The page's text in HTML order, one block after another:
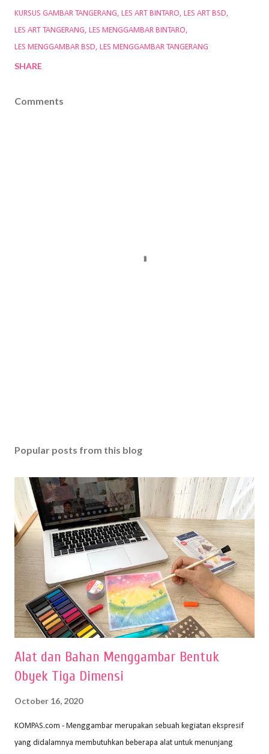
KURSUS GAMBAR TANGERANG
LES ART BINTARO
LES ART BSD
LES ART TANGERANG
LES MENGGAMBAR BINTARO
LES MENGGAMBAR BSD
LES MENGGAMBAR TANGERANG
SHARE
Comments
Popular posts from this blog
Alat dan Bahan Menggambar Bentuk
Obyek Tiga Dimensi
October 16, 2020
KOMPAS.com - Menggambar merupakan sebuah kegiatan ekspresif
yang didalamnya membutuhkan beberapa alat untuk menunjang